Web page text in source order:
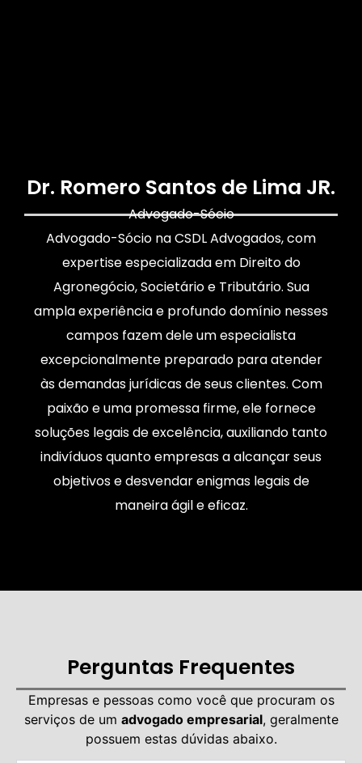
Dr. Romero Santos de Lima JR.
Advogado-Sócio
Advogado-Sócio na CSDL Advogados, com
expertise especializada em Direito do
Agronegócio, Societário e Tributário. Sua
ampla experiência e profundo domínio nesses
campos fazem dele um especialista
excepcionalmente preparado para atender
às demandas jurídicas de seus clientes. Com
paixão e uma promessa firme, ele fornece
soluções legais de excelência, auxiliando tanto
indivíduos quanto empresas a alcançar seus
objetivos e desvendar enigmas legais de
maneira ágil e eficaz.
Perguntas Frequentes
Empresas e pessoas como você que procuram os
serviços de um advogado empresarial, geralmente
possuem estas dúvidas abaixo.